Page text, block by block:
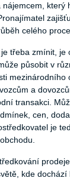
který
celého
třeba zmínit, je
působit v
mezinárodního
a
transakci.
cen,
je
kde dochází